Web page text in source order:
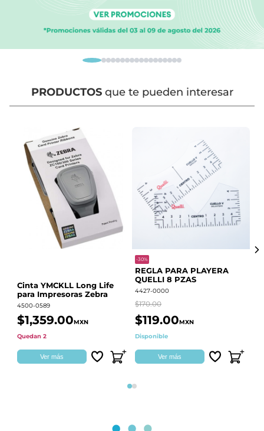
PRODUCTOSque te pueden interesar
Cinta YMCKLL Long Life
para Impresoras Zebra
4500-0589
$1,359.00MXN
Quedan 2
Ver más
-30%
REGLA PARA PLAYERA
QUELLI 8 PZAS
4427-0000
$170.00
$119.00MXN
Disponible
Ver más
Página 1
Página 2